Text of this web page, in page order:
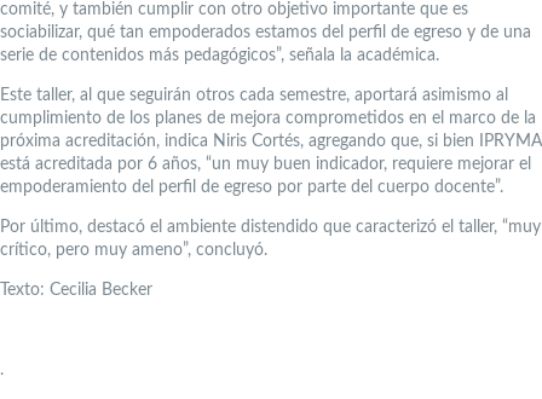
comité, y también cumplir con otro objetivo importante que es
sociabilizar, qué tan empoderados estamos del perfil de egreso y de una
serie de contenidos más pedagógicos”, señala la académica.
Este taller, al que seguirán otros cada semestre, aportará asimismo al
cumplimiento de los planes de mejora comprometidos en el marco de la
próxima acreditación, indica Niris Cortés, agregando que, si bien IPRYMA
está acreditada por 6 años, “un muy buen indicador, requiere mejorar el
empoderamiento del perfil de egreso por parte del cuerpo docente”.
Por último, destacó el ambiente distendido que caracterizó el taller, “muy
crítico, pero muy ameno”, concluyó.
Texto: Cecilia Becker
.